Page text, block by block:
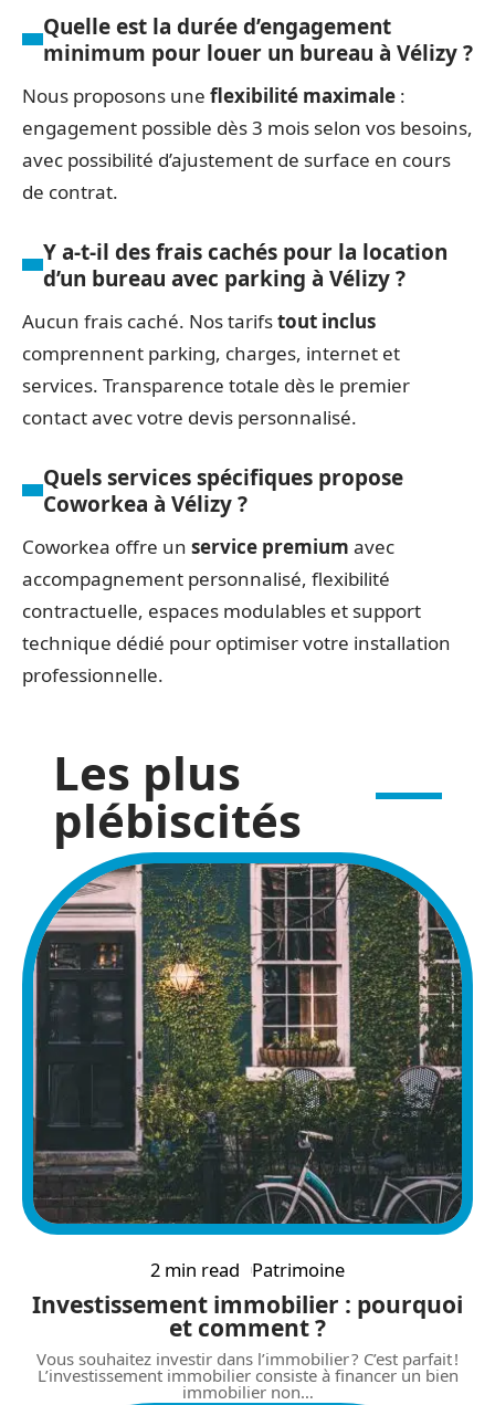
Quelle est la durée d’engagement
minimum pour louer un bureau à Vélizy ?
Nous proposons une flexibilité maximale :
engagement possible dès 3 mois selon vos besoins,
avec possibilité d’ajustement de surface en cours
de contrat.
Y a-t-il des frais cachés pour la location
d’un bureau avec parking à Vélizy ?
Aucun frais caché. Nos tarifstout inclus
comprennent parking, charges, internet et
services. Transparence totale dès le premier
contact avec votre devis personnalisé.
Quels services spécifiques propose
Coworkea à Vélizy ?
Coworkea offre un service premium avec
accompagnement personnalisé, flexibilité
contractuelle, espaces modulables et support
technique dédié pour optimiser votre installation
professionnelle.
Les plus
plébiscités
2 min read Patrimoine
Investissement immobilier : pourquoi
et comment ?
Vous souhaitez investir dans l’immobilier ? C’est parfait !
L’investissement immobilier consiste à financer un bien
immobilier non…